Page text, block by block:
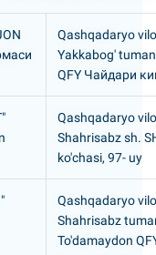
Qashqadaryo
Yakkabog'
QFY Чайдари
Qashqadaryo
Shahrisabz sh.
ko'chasi, 97- uy
Qashqadaryo
Shahrisabz
To'damaydon